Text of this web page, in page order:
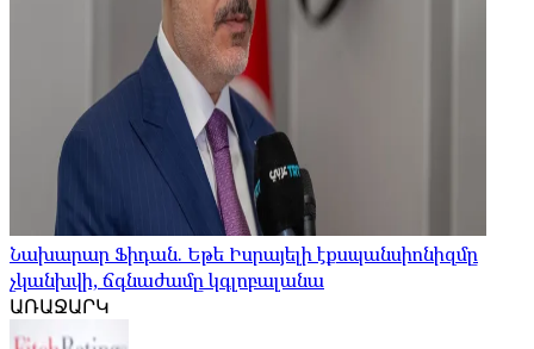
Նախարար Ֆիդան. Եթե Իսրայելի էքսպանսիոնիզմը
չկանխվի, ճգնաժամը կգլոբալանա
ԱՌԱՋԱՐԿ